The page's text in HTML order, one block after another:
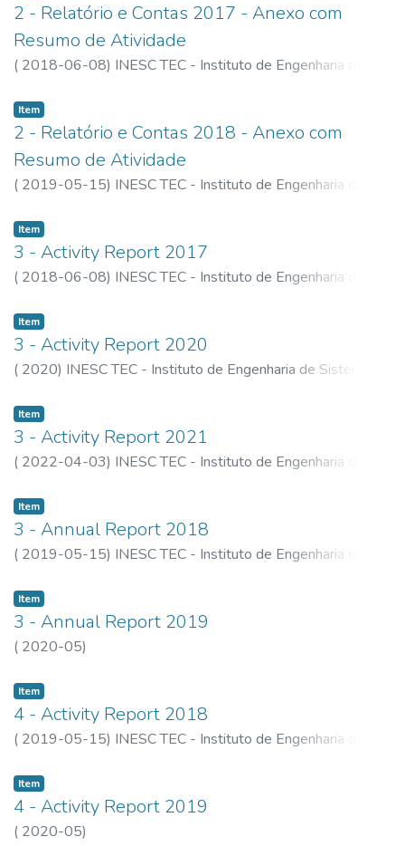
2 - Relatório e Contas 2017 - Anexo com
Resumo de Atividade
( 2018-06-08) INESC TEC - Instituto de Engenharia de
Item
2 - Relatório e Contas 2018 - Anexo com
Resumo de Atividade
( 2019-05-15) INESC TEC - Instituto de Engenharia de
Item
3 - Activity Report 2017
( 2018-06-08) INESC TEC - Instituto de Engenharia de
Item
3 - Activity Report 2020
( 2020) INESC TEC - Instituto de Engenharia de Sistemas e
Item
3 - Activity Report 2021
( 2022-04-03) INESC TEC - Instituto de Engenharia de
Item
3 - Annual Report 2018
( 2019-05-15) INESC TEC - Instituto de Engenharia de
Item
3 - Annual Report 2019
( 2020-05)
Item
4 - Activity Report 2018
( 2019-05-15) INESC TEC - Instituto de Engenharia de
Item
4 - Activity Report 2019
( 2020-05)